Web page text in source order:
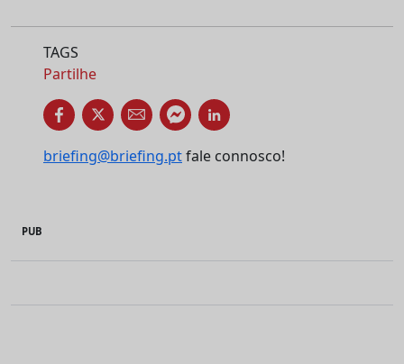
TAGS
Partilhe
briefing@briefing.ptfale connosco!
PUB